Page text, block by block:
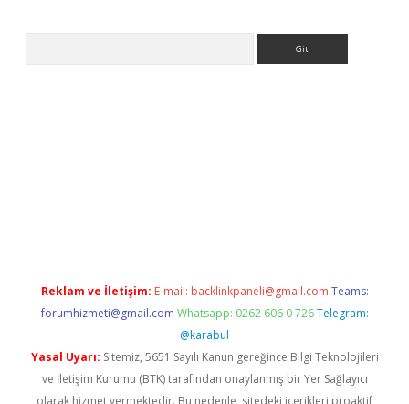
Reklam ve İletişim: E-mail: backlinkpaneli@gmail.com Teams:
forumhizmeti@gmail.com Whatsapp: 0262 606 0 726 Telegram:
@karabul
Yasal Uyarı: Sitemiz, 5651 Sayılı Kanun gereğince Bilgi Teknolojileri
ve İletişim Kurumu (BTK) tarafından onaylanmış bir Yer Sağlayıcı
olarak hizmet vermektedir. Bu nedenle, sitedeki içerikleri proaktif